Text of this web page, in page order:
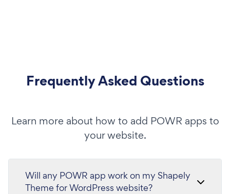
Frequently Asked Questions
Learn more about how to add POWR apps to
your website.
Will any POWR app work on my Shapely
Theme for WordPress website?